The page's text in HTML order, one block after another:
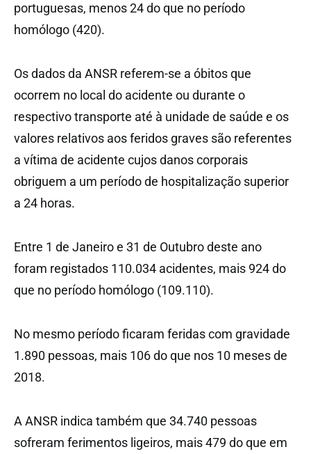
portuguesas, menos 24 do que no período
homólogo (420).
Os dados da ANSR referem-se a óbitos que
ocorrem no local do acidente ou durante o
respectivo transporte até à unidade de saúde e os
valores relativos aos feridos graves são referentes
a vítima de acidente cujos danos corporais
obriguem a um período de hospitalização superior
a 24 horas.
Entre 1 de Janeiro e 31 de Outubro deste ano
foram registados 110.034 acidentes, mais 924 do
que no período homólogo (109.110).
No mesmo período ficaram feridas com gravidade
1.890 pessoas, mais 106 do que nos 10 meses de
2018.
A ANSR indica também que 34.740 pessoas
sofreram ferimentos ligeiros, mais 479 do que em